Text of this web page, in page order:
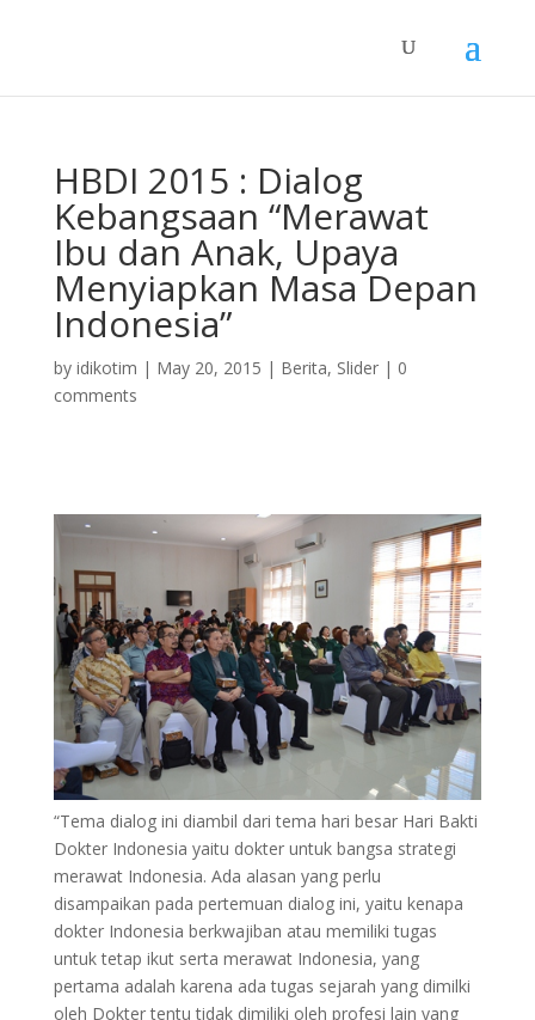
HBDI 2015 : Dialog
Kebangsaan “Merawat
Ibu dan Anak, Upaya
Menyiapkan Masa Depan
Indonesia”
by idikotim | May 20, 2015 | Berita, Slider| 0
comments
“Tema dialog ini diambil dari tema hari besar Hari Bakti
Dokter Indonesia yaitu dokter untuk bangsa strategi
merawat Indonesia. Ada alasan yang perlu
disampaikan pada pertemuan dialog ini, yaitu kenapa
dokter Indonesia berkwajiban atau memiliki tugas
untuk tetap ikut serta merawat Indonesia, yang
pertama adalah karena ada tugas sejarah yang dimilki
oleh Dokter tentu tidak dimiliki oleh profesi lain yang